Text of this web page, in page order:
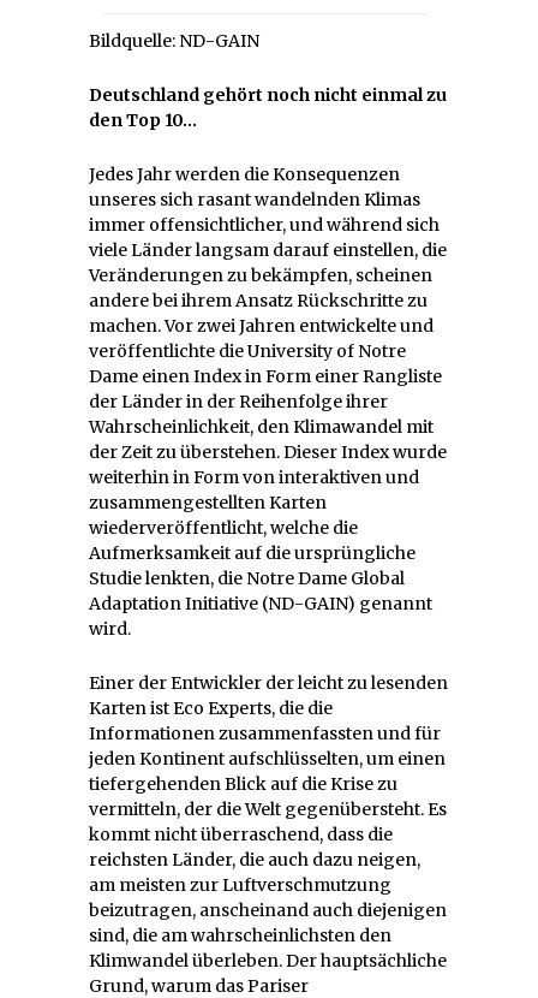
Bildquelle: ND-GAIN
Deutschland gehört noch nicht einmal zu
den Top 10…
Jedes Jahr werden die Konsequenzen
unseres sich rasant wandelnden Klimas
immer offensichtlicher, und während sich
viele Länder langsam darauf einstellen, die
Veränderungen zu bekämpfen, scheinen
andere bei ihrem Ansatz Rückschritte zu
machen. Vor zwei Jahren entwickelte und
veröffentlichte die University of Notre
Dame einen Index in Form einer Rangliste
der Länder in der Reihenfolge ihrer
Wahrscheinlichkeit, den Klimawandel mit
der Zeit zu überstehen. Dieser Index wurde
weiterhin in Form von interaktiven und
zusammengestellten Karten
wiederveröffentlicht, welche die
Aufmerksamkeit auf die ursprüngliche
Studie lenkten, die Notre Dame Global
Adaptation Initiative (ND-GAIN) genannt
wird.
Einer der Entwickler der leicht zu lesenden
Karten ist Eco Experts, die die
Informationen zusammenfassten und für
jeden Kontinent aufschlüsselten, um einen
tiefergehenden Blick auf die Krise zu
vermitteln, der die Welt gegenübersteht. Es
kommt nicht überraschend, dass die
reichsten Länder, die auch dazu neigen,
am meisten zur Luftverschmutzung
beizutragen, anscheinand auch diejenigen
sind, die am wahrscheinlichsten den
Klimwandel überleben. Der hauptsächliche
Grund, warum das Pariser